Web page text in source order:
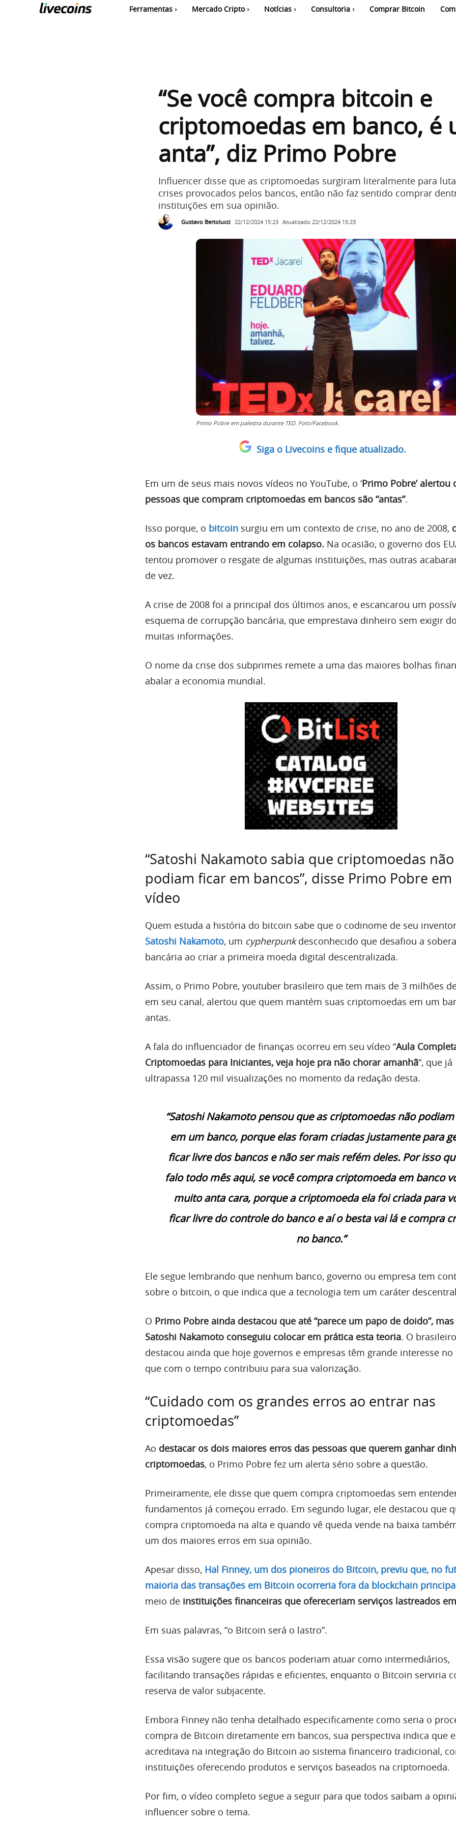
Ferramentas Mercado Cripto Notícias Consultoria Comprar Bitcoin
“Se você compra bitcoin e
criptomoedas em banco, é
anta”, diz Primo Pobre
Influencer disse que as criptomoedas surgiram literalmente para
crises provocados pelos bancos, então não faz sentido comprar
instituições em sua opinião.
Gustavo Bertolucci 22/12/2024 15:23 Atualizado 22/12/2024 15:23
Primo Pobre em palestra durante TED. Foto/Facebook.
Siga o Livecoins e fique atualizado.
Em um de seus mais novos vídeos no YouTube, o ‘Primo Pobre’ alertou
pessoas que compram criptomoedas em bancos são “antas”.
Isso porque, o bitcoin surgiu em um contexto de crise, no ano de 2008,
os bancos estavam entrando em colapso. Na ocasião, o governo dos
tentou promover o resgate de algumas instituições, mas outras
de vez.
A crise de 2008 foi a principal dos últimos anos, e escancarou um
esquema de corrupção bancária, que emprestava dinheiro sem exigir
muitas informações.
O nome da crise dos subprimes remete a uma das maiores bolhas
abalar a economia mundial.
“Satoshi Nakamoto sabia que criptomoedas não
podiam ficar em bancos”, disse Primo Pobre
vídeo
Quem estuda a história do bitcoin sabe que o codinome de seu
Satoshi Nakamoto, um cypherpunkdesconhecido que desafiou a
bancária ao criar a primeira moeda digital descentralizada.
Assim, o Primo Pobre, youtuber brasileiro que tem mais de 3 milhões
em seu canal, alertou que quem mantém suas criptomoedas em um
antas.
A fala do influenciador de finanças ocorreu em seu vídeo “Aula
Criptomoedas para Iniciantes, veja hoje pra não chorar amanhã“, que já
ultrapassa 120 mil visualizações no momento da redação desta.
“Satoshi Nakamoto pensou que as criptomoedas não
em um banco, porque elas foram criadas justamente para
ficar livre dos bancos e não ser mais refém deles. Por isso
falo todo mês aqui, se você compra criptomoeda em banco
muito anta cara, porque a criptomoeda ela foi criada para
ficar livre do controle do banco e aí o besta vai lá e compra
no banco.”
Ele segue lembrando que nenhum banco, governo ou empresa tem
sobre o bitcoin, o que indica que a tecnologia tem um caráter
O Primo Pobre ainda destacou que até “parece um papo de doido”,
Satoshi Nakamoto conseguiu colocar em prática esta teoria. O brasileiro
destacou ainda que hoje governos e empresas têm grande interesse no
que com o tempo contribuiu para sua valorização.
“Cuidado com os grandes erros ao entrar nas
criptomoedas”
Ao destacar os dois maiores erros das pessoas que querem ganhar
criptomoedas, o Primo Pobre fez um alerta sério sobre a questão.
Primeiramente, ele disse que quem compra criptomoedas sem
fundamentos já começou errado. Em segundo lugar, ele destacou que
compra criptomoeda na alta e quando vê queda vende na baixa
um dos maiores erros em sua opinião.
Apesar disso, Hal Finney, um dos pioneiros do Bitcoin, previu que, no
maioria das transações em Bitcoin ocorreria fora da blockchain
meio de instituições financeiras que ofereceriam serviços lastreados
Em suas palavras, “o Bitcoin será o lastro”.
Essa visão sugere que os bancos poderiam atuar como intermediários,
facilitando transações rápidas e eficientes, enquanto o Bitcoin serviria
reserva de valor subjacente.
Embora Finney não tenha detalhado especificamente como seria o
compra de Bitcoin diretamente em bancos, sua perspectiva indica que
acreditava na integração do Bitcoin ao sistema financeiro tradicional,
instituições oferecendo produtos e serviços baseados na criptomoeda.
Por fim, o vídeo completo segue a seguir para que todos saibam a
influencer sobre o tema.